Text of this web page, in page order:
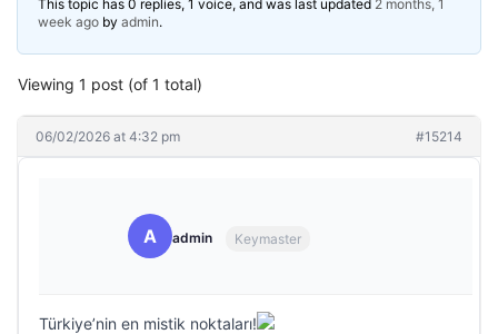
This topic has 0 replies, 1 voice, and was last updated 2 months, 1
week ago by admin.
Viewing 1 post (of 1 total)
06/02/2026 at 4:32 pm #15214
A admin Keymaster
Türkiye’nin en mistik noktaları!